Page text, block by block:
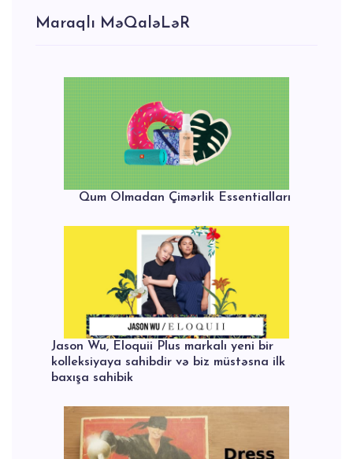
Maraqlı MəQaləLəR
Qum Olmadan Çimərlik Essentialları
Jason Wu, Eloquii Plus markalı yeni bir
kolleksiyaya sahibdir və biz müstəsna ilk
baxışa sahibik